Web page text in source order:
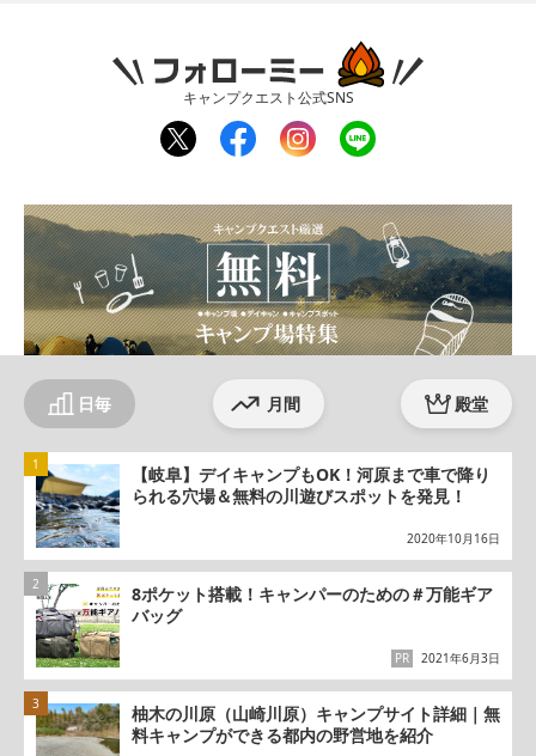
フォローミー
キャンプクエスト公式SNS
twit
ter
fac
ebo
inst
agr
line
日毎 月間 殿堂
【岐阜】デイキャンプもOK！河原まで車で降り
られる穴場＆無料の川遊びスポットを発見！
2020年10月16日
8ポケット搭載！キャンパーのための＃万能ギア
バッグ
2021年6月3日
PR
柚木の川原（山崎川原）キャンプサイト詳細｜無
料キャンプができる都内の野営地を紹介